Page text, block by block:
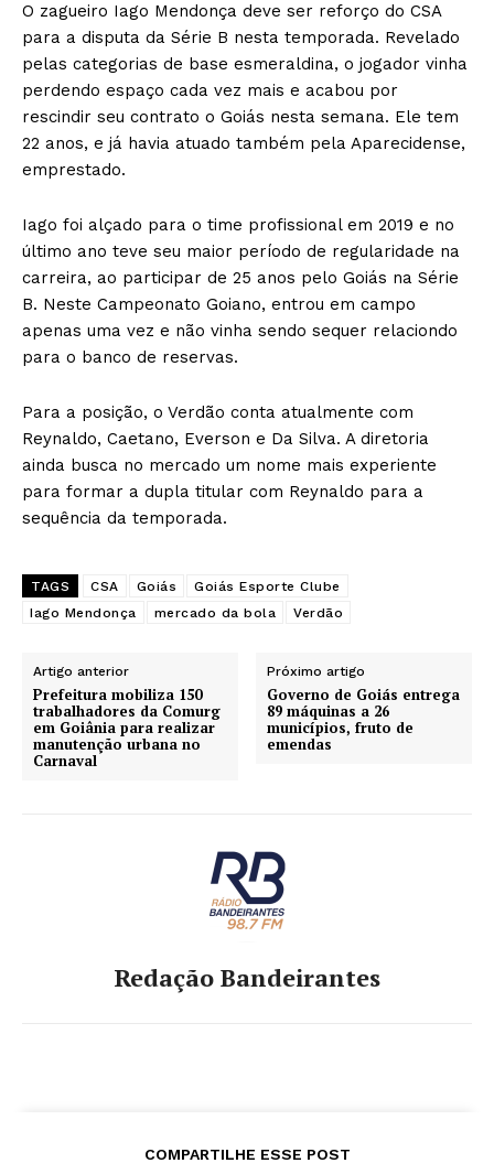
O zagueiro Iago Mendonça deve ser reforço do CSA
para a disputa da Série B nesta temporada. Revelado
pelas categorias de base esmeraldina, o jogador vinha
perdendo espaço cada vez mais e acabou por
rescindir seu contrato o Goiás nesta semana. Ele tem
22 anos, e já havia atuado também pela Aparecidense,
emprestado.
Iago foi alçado para o time profissional em 2019 e no
último ano teve seu maior período de regularidade na
carreira, ao participar de 25 anos pelo Goiás na Série
B. Neste Campeonato Goiano, entrou em campo
apenas uma vez e não vinha sendo sequer relaciondo
para o banco de reservas.
Para a posição, o Verdão conta atualmente com
Reynaldo, Caetano, Everson e Da Silva. A diretoria
ainda busca no mercado um nome mais experiente
para formar a dupla titular com Reynaldo para a
sequência da temporada.
TAGS CSA Goiás
Goiás Esporte Clube
Iago Mendonça
mercado da bola Verdão
Artigo anterior
Prefeitura mobiliza 150
trabalhadores da Comurg
em Goiânia para realizar
manutenção urbana no
Carnaval
Próximo artigo
Governo de Goiás entrega
89 máquinas a 26
municípios, fruto de
emendas
Redação Bandeirantes
COMPARTILHE ESSE POST